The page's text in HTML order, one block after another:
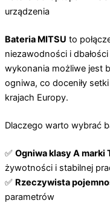
urządzenia
Bateria MITSU to
niezawodności i
wykonania możliwe jest
ogniwa, co doceniły
krajach Europy.
Dlaczego warto wybrać
✅ Ogniwa klasy A marki
żywotności i stabilnej
✅ Rzeczywista
parametrów